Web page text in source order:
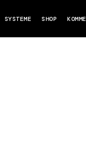
SYSTEME SHOP